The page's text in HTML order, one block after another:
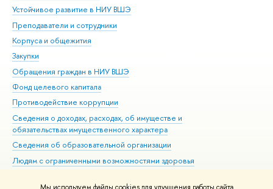
Устойчивое развитие в НИУ ВШЭ
Преподаватели и сотрудники
Корпуса и общежития
Закупки
Обращения граждан в НИУ ВШЭ
Фонд целевого капитала
Противодействие коррупции
Сведения о доходах, расходах, об имуществе и
обязательствах имущественного характера
Сведения об образовательной организации
Людям с ограниченными возможностями здоровья